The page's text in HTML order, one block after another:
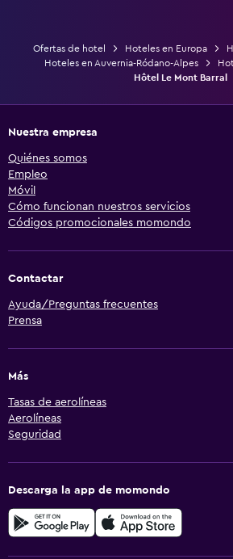
Ofertas de hotel Hoteles en Europa
Hoteles en Auvernia-Ródano-Alpes
Hôtel Le Mont Barral
Nuestra empresa
Quiénes somos
Empleo
Móvil
Cómo funcionan nuestros servicios
Códigos promocionales momondo
Contactar
Ayuda/Preguntas frecuentes
Prensa
Más
Tasas de aerolíneas
Aerolíneas
Seguridad
Descarga la app de momondo